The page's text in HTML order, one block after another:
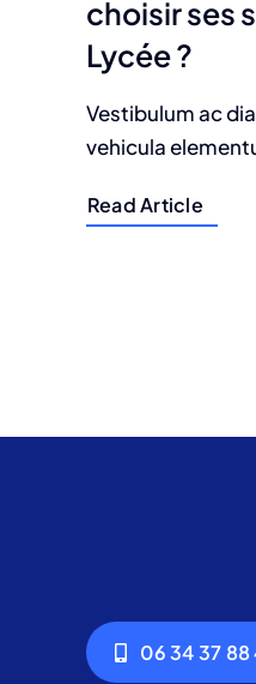
choisir ses
Lycée ?
Vestibulum ac
vehicula
Read Article
06 34 37 88